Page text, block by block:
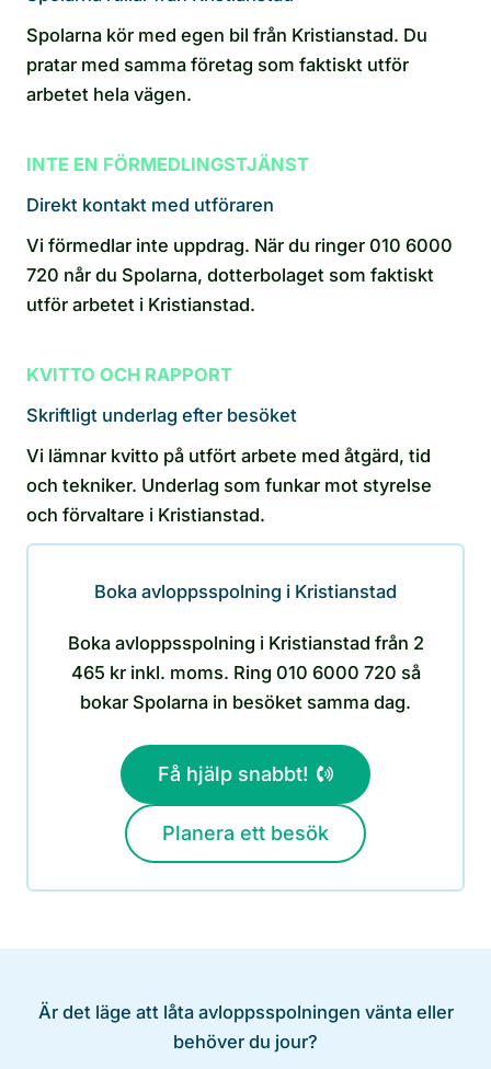
Spolarna kör med egen bil från Kristianstad. Du
pratar med samma företag som faktiskt utför
arbetet hela vägen.
INTE EN FÖRMEDLINGSTJÄNST
Direkt kontakt med utföraren
Vi förmedlar inte uppdrag. När du ringer 010 6000
720 når du Spolarna, dotterbolaget som faktiskt
utför arbetet i Kristianstad.
KVITTO OCH RAPPORT
Skriftligt underlag efter besöket
Vi lämnar kvitto på utfört arbete med åtgärd, tid
och tekniker. Underlag som funkar mot styrelse
och förvaltare i Kristianstad.
Boka avloppsspolning i Kristianstad
Boka avloppsspolning i Kristianstad från 2
465 kr inkl. moms. Ring 010 6000 720 så
bokar Spolarna in besöket samma dag.
Få hjälp snabbt!
Planera ett besök
Är det läge att låta avloppsspolningen vänta eller
behöver du jour?